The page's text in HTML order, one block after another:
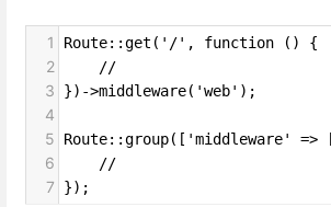
1 Route::get('/', function () {
2
    //
3 })->middleware('web');
4
5
Route::group(['middleware'
6
    //
7 });